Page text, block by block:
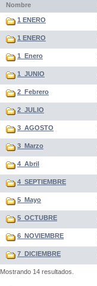
Nombre
1 ENERO
1 ENERO
1_Enero
1_JUNIO
2_Febrero
2_JULIO
3_AGOSTO
3_Marzo
4_Abril
4_SEPTIEMBRE
5_Mayo
5_OCTUBRE
6_NOVIEMBRE
7_DICIEMBRE
Mostrando 14 resultados.